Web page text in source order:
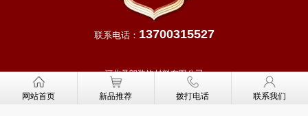
联系电话： 13700315527
河北圣朗装饰材料有限公司
网址： http://www.fmddoor.cn
网站首页 新品推荐 拨打电话 联系我们